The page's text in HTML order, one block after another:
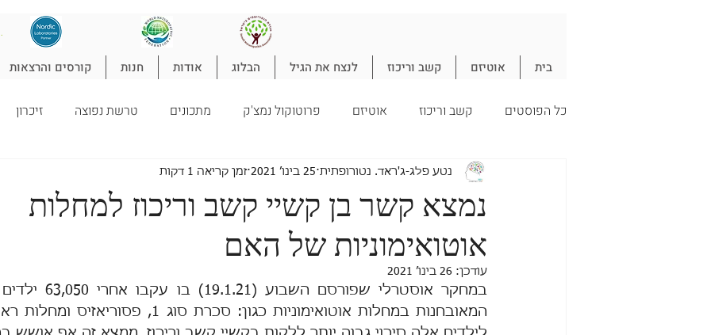
בית אוטיזם קשב וריכוז לנצח את הגיל הבלוג אודות חנות קורסים והרצאות
כל הפוסטים קשב וריכוז אוטיזם פרוטוקול נמצ'ק מתכונים טרשת נפוצה זיכרון
חיסון תזונה נטורופתיה ילדים ניקוי רעלים
נמצא קשר בן קשיי קשב וריכוז למחלות
אוטואימוניות של האם
נטע פלג-ג'ראד. נטורופתית 25 בינו׳ 2021 זמן קריאה 1 דקות
עודכן: 26 בינו׳ 2021